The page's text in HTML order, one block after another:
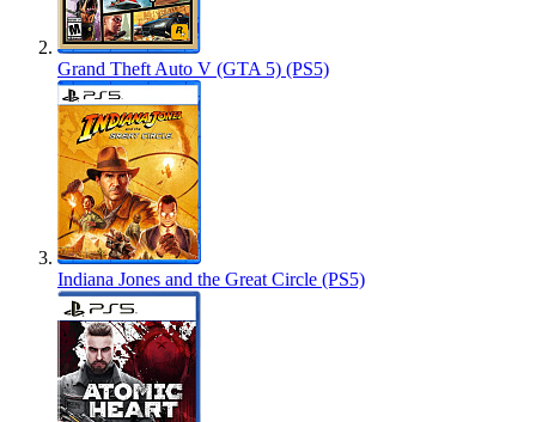
Grand Theft Auto V (GTA 5) (PS5)
Indiana Jones and the Great Circle (PS5)